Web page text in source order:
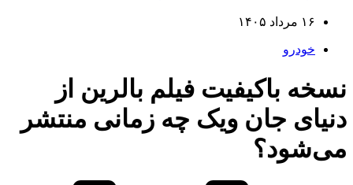
۱۶ مرداد ۱۴۰۵
خودرو
نسخه باکیفیت فیلم بالرین از
دنیای جان ویک چه زمانی منتشر
می‌شود؟